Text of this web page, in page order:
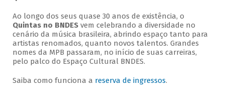
Ao longo dos seus quase 30 anos de existência, o
Quintas no BNDESvem celebrando a diversidade no
cenário da música brasileira, abrindo espaço tanto para
artistas renomados, quanto novos talentos. Grandes
nomes da MPB passaram, no início de suas carreiras,
pelo palco do Espaço Cultural BNDES.
Saiba como funciona a reserva de ingressos.